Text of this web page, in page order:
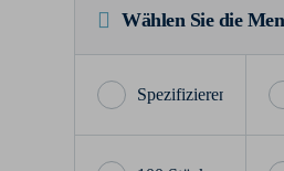
Wählen Sie die